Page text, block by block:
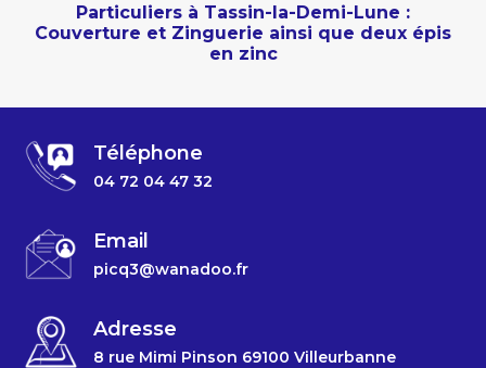
Particuliers à Tassin-la-Demi-Lune :
Couverture et Zinguerie ainsi que deux épis
en zinc
Téléphone
04 72 04 47 32
Email
picq3@wanadoo.fr
Adresse
8 rue Mimi Pinson 69100 Villeurbanne